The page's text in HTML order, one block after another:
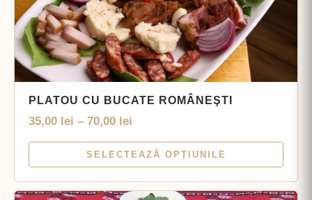
PLATOU CU BUCATE ROMÂNEŞTI
35,00 lei – 70,00 lei
SELECTEAZĂ OPȚIUNILE